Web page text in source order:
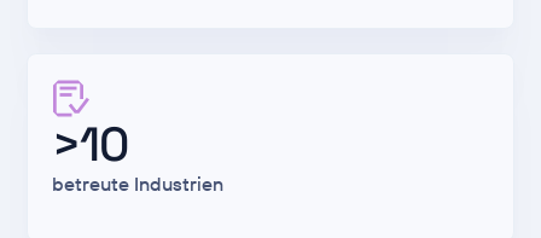
>10
betreute Industrien